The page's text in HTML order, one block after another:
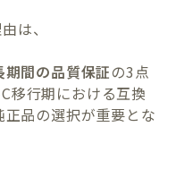
は、
期間の品質保証の3点
移行期における互換
品の選択が重要とな